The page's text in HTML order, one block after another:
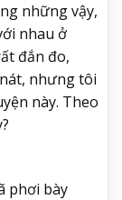
những vậy,
nhau ở
đắn đo,
nhưng tôi
này. Theo
phơi bày